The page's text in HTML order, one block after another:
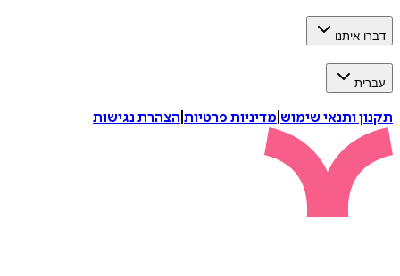
דברו איתנו
עברית
תקנון ותנאי שימוש מדיניות פרטיות הצהרת נגישות